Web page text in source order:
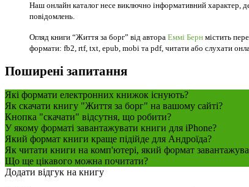
Наш онлайн каталог несе виключно інформативний характер,
повідомлень.
Огляд книги “Життя за борг” від автора Еммі Берн містить
формати: fb2, rtf, txt, epub, mobi та pdf, читати або слухати
Поширені запитання
Які формати електронних книжок існують?
Як скачати книгу "Життя за борг" на вашому сайті?
Кнопка "скачати" відсутня, що робити?
У якому форматі завантажувати книги для iPhone?
Який формат книги краще підійде для Андроїда?
Як читати книги на комп'ютері, який формат
Що ще цікавого можна почитати?
Додати відгук на книгу